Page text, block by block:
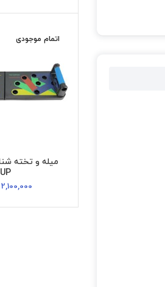
اتمام موجودی
UP
2,100,000